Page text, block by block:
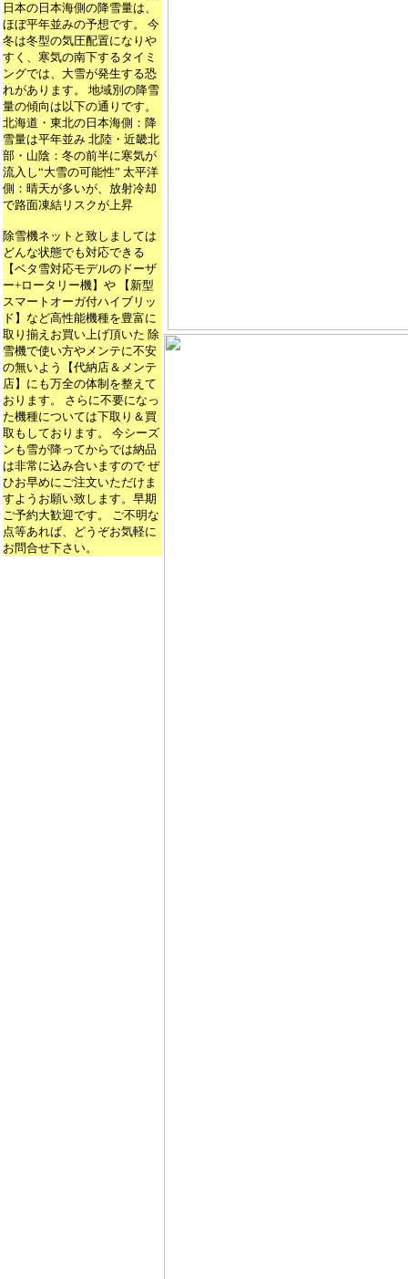
日本の日本海側の降雪量は、
ほぼ平年並みの予想です。 今
冬は冬型の気圧配置になりや
すく、寒気の南下するタイミ
ングでは、大雪が発生する恐
れがあります。 地域別の降雪
量の傾向は以下の通りです。
北海道・東北の日本海側：降
雪量は平年並み 北陸・近畿北
部・山陰：冬の前半に寒気が
流入し“大雪の可能性” 太平洋
側：晴天が多いが、放射冷却
で路面凍結リスクが上昇
除雪機ネットと致しましては
どんな状態でも対応できる
【ベタ雪対応モデルのドーザ
ー+ロータリー機】や 【新型
スマートオーガ付ハイブリッ
ド】など高性能機種を豊富に
取り揃えお買い上げ頂いた 除
雪機で使い方やメンテに不安
の無いよう【代納店＆メンテ
店】にも万全の体制を整えて
おります。 さらに不要になっ
た機種については下取り＆買
取もしております。 今シーズ
ンも雪が降ってからでは納品
は非常に込み合いますので ぜ
ひお早めにご注文いただけま
すようお願い致します。早期
ご予約大歓迎です。 ご不明な
点等あれば、どうぞお気軽に
お問合せ下さい。